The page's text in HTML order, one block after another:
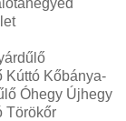
Kúttó Kőbánya-
Óhegy Újhegy
Törökőr